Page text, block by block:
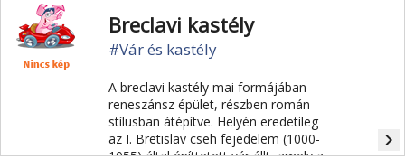
Breclavi kastély
#Vár és kastély
A breclavi kastély mai formájában
reneszánsz épület, részben román
stílusban átépítve. Helyén eredetileg
az I. Bretislav cseh fejedelem (1000-
1055) által építtetett vár állt, amely a
navigate_next